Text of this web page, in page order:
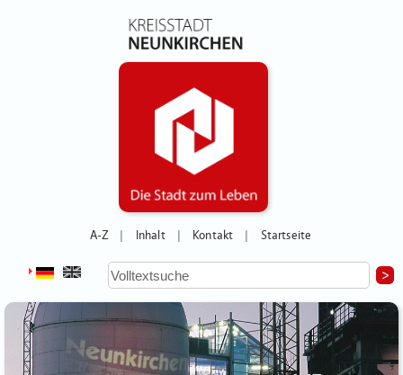
A-Z Inhalt Kontakt Startseite